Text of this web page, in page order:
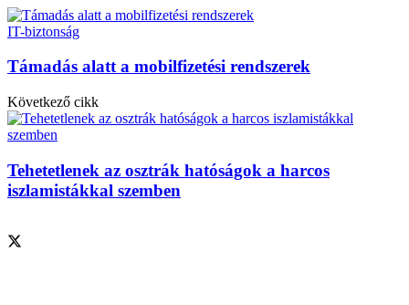
IT-biztonság
Támadás alatt a mobilfizetési rendszerek
Következő cikk
Tehetetlenek az osztrák hatóságok a harcos
iszlamistákkal szemben